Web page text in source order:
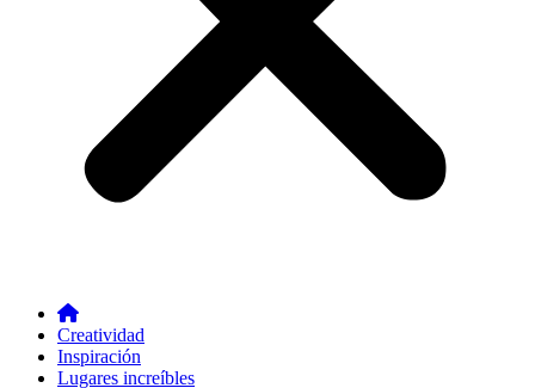
Creatividad
Inspiración
Lugares increíbles